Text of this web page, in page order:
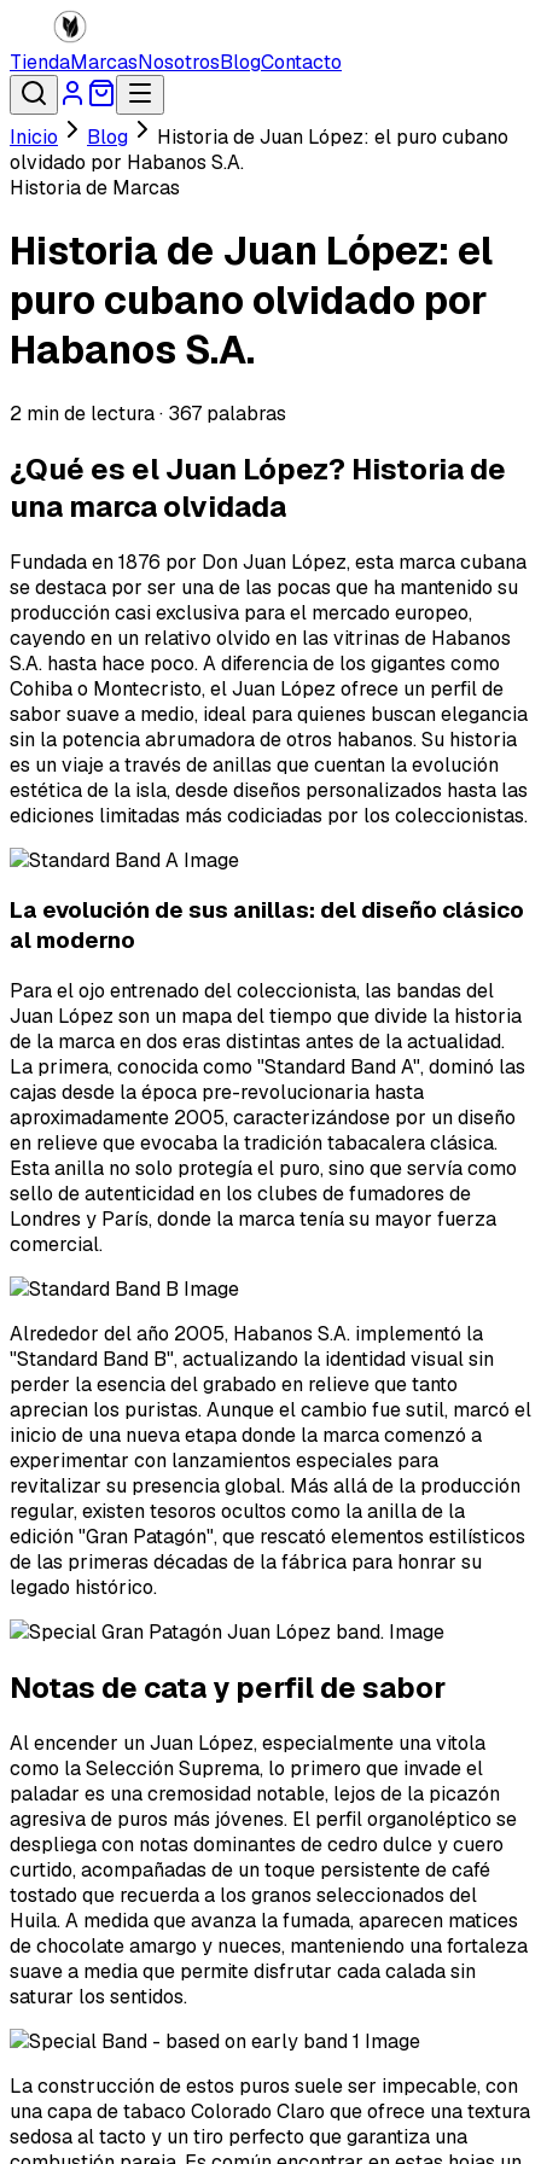
TiendaMarcasNosotrosBlogContacto
Inicio Blog
Historia de Juan López: el puro cubano
olvidado por Habanos S.A.
Historia de Marcas
Historia de Juan López: el
puro cubano olvidado por
Habanos S.A.
2 min de lectura · 367 palabras
¿Qué es el Juan López? Historia de
una marca olvidada
Fundada en 1876 por Don Juan López, esta marca cubana
se destaca por ser una de las pocas que ha mantenido su
producción casi exclusiva para el mercado europeo,
cayendo en un relativo olvido en las vitrinas de Habanos
S.A. hasta hace poco. A diferencia de los gigantes como
Cohiba o Montecristo, el Juan López ofrece un perfil de
sabor suave a medio, ideal para quienes buscan elegancia
sin la potencia abrumadora de otros habanos. Su historia
es un viaje a través de anillas que cuentan la evolución
estética de la isla, desde diseños personalizados hasta las
ediciones limitadas más codiciadas por los coleccionistas.
La evolución de sus anillas: del diseño clásico
al moderno
Para el ojo entrenado del coleccionista, las bandas del
Juan López son un mapa del tiempo que divide la historia
de la marca en dos eras distintas antes de la actualidad.
La primera, conocida como "Standard Band A", dominó las
cajas desde la época pre-revolucionaria hasta
aproximadamente 2005, caracterizándose por un diseño
en relieve que evocaba la tradición tabacalera clásica.
Esta anilla no solo protegía el puro, sino que servía como
sello de autenticidad en los clubes de fumadores de
Londres y París, donde la marca tenía su mayor fuerza
comercial.
Alrededor del año 2005, Habanos S.A. implementó la
"Standard Band B", actualizando la identidad visual sin
perder la esencia del grabado en relieve que tanto
aprecian los puristas. Aunque el cambio fue sutil, marcó el
inicio de una nueva etapa donde la marca comenzó a
experimentar con lanzamientos especiales para
revitalizar su presencia global. Más allá de la producción
regular, existen tesoros ocultos como la anilla de la
edición "Gran Patagón", que rescató elementos estilísticos
de las primeras décadas de la fábrica para honrar su
legado histórico.
Notas de cata y perfil de sabor
Al encender un Juan López, especialmente una vitola
como la Selección Suprema, lo primero que invade el
paladar es una cremosidad notable, lejos de la picazón
agresiva de puros más jóvenes. El perfil organoléptico se
despliega con notas dominantes de cedro dulce y cuero
curtido, acompañadas de un toque persistente de café
tostado que recuerda a los granos seleccionados del
Huila. A medida que avanza la fumada, aparecen matices
de chocolate amargo y nueces, manteniendo una fortaleza
suave a media que permite disfrutar cada calada sin
saturar los sentidos.
La construcción de estos puros suele ser impecable, con
una capa de tabaco Colorado Claro que ofrece una textura
sedosa al tacto y un tiro perfecto que garantiza una